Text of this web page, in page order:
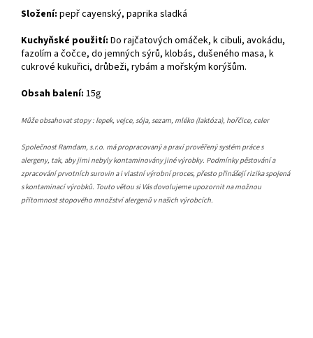
Složení: pepř cayenský, paprika sladká
Kuchyňské použití: Do rajčatových omáček, k cibuli, avokádu,
fazolím a čočce, do jemných sýrů, klobás, dušeného masa, k
cukrové kukuřici, drůbeži, rybám a mořským korýšům.
Obsah balení: 15g
Může obsahovat stopy : lepek, vejce, sója, sezam, mléko (laktóza), hořčice, celer
Společnost Ramdam, s.r.o. má propracovaný a praxí prověřený systém práce s
alergeny, tak, aby jimi nebyly kontaminovány jiné výrobky. Podmínky pěstování a
zpracování prvotních surovin a i vlastní výrobní proces, přesto přinášejí rizika spojená
s kontaminací výrobků. Touto větou si Vás dovolujeme upozornit na možnou
přítomnost stopového množství alergenů v našich výrobcích.